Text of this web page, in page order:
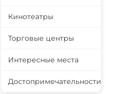
Кинотеатры
Торговые центры
Интересные места
Достопримечательности